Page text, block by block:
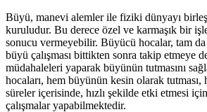
Büyü, manevi alemler ile fiziki dünyayı
kuruludur. Bu derece özel ve karmaşık bir
sonucu vermeyebilir. Büyücü hocalar, tam da
büyü çalışması bittikten sonra takip etmeye
müdahaleleri yaparak büyünün tutmasını
hocaları, hem büyünün kesin olarak tutması,
süreler içerisinde, hızlı şekilde etki etmesi
çalışmalar yapabilmektedir.